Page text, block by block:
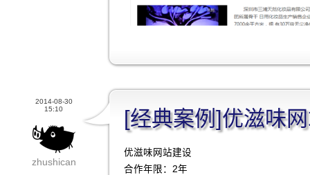
2014-08-30
15:10
zhushican
[经典案例]优滋味
优滋味网站建设
合作年限：2年